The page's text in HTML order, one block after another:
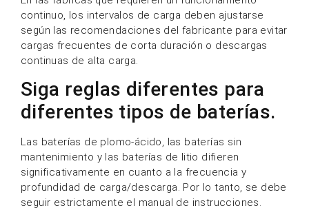
continuo, los intervalos de carga deben ajustarse
según las recomendaciones del fabricante para evitar
cargas frecuentes de corta duración o descargas
continuas de alta carga.
Siga reglas diferentes para
diferentes tipos de baterías.
Las baterías de plomo-ácido, las baterías sin
mantenimiento y las baterías de litio difieren
significativamente en cuanto a la frecuencia y
profundidad de carga/descarga. Por lo tanto, se debe
seguir estrictamente el manual de instrucciones.